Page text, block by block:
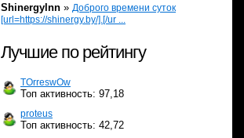
Shinergylnn » Доброго времени суток
[url=https://shinergy.by/].[/ur ...
Лучшие по рейтингу
TOrreswOw
Топ активность: 97,18
proteus
Топ активность: 42,72